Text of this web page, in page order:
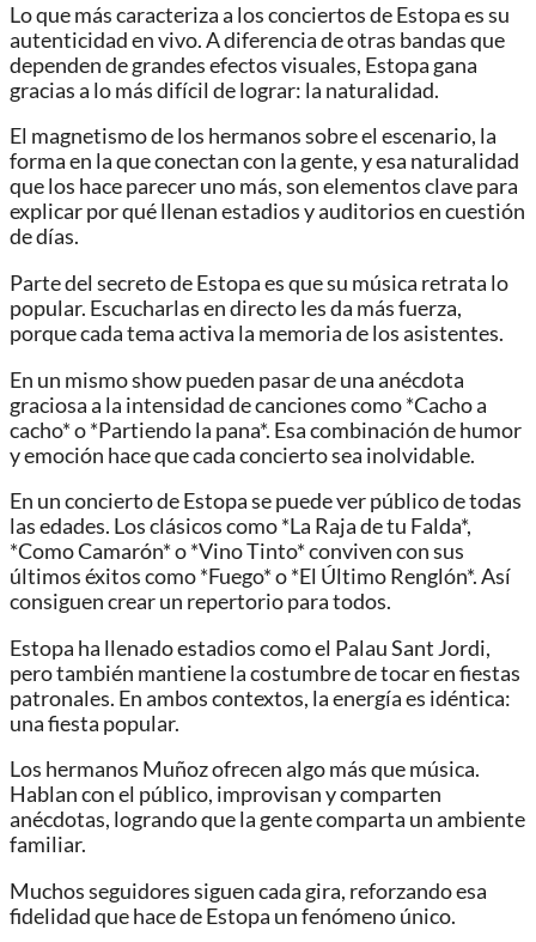
Lo que más caracteriza a los conciertos de Estopa es su
autenticidad en vivo. A diferencia de otras bandas que
dependen de grandes efectos visuales, Estopa gana
gracias a lo más difícil de lograr: la naturalidad.
El magnetismo de los hermanos sobre el escenario, la
forma en la que conectan con la gente, y esa naturalidad
que los hace parecer uno más, son elementos clave para
explicar por qué llenan estadios y auditorios en cuestión
de días.
Parte del secreto de Estopa es que su música retrata lo
popular. Escucharlas en directo les da más fuerza,
porque cada tema activa la memoria de los asistentes.
En un mismo show pueden pasar de una anécdota
graciosa a la intensidad de canciones como *Cacho a
cacho* o *Partiendo la pana*. Esa combinación de humor
y emoción hace que cada concierto sea inolvidable.
En un concierto de Estopa se puede ver público de todas
las edades. Los clásicos como *La Raja de tu Falda*,
*Como Camarón* o *Vino Tinto* conviven con sus
últimos éxitos como *Fuego* o *El Último Renglón*. Así
consiguen crear un repertorio para todos.
Estopa ha llenado estadios como el Palau Sant Jordi,
pero también mantiene la costumbre de tocar en fiestas
patronales. En ambos contextos, la energía es idéntica:
una fiesta popular.
Los hermanos Muñoz ofrecen algo más que música.
Hablan con el público, improvisan y comparten
anécdotas, logrando que la gente comparta un ambiente
familiar.
Muchos seguidores siguen cada gira, reforzando esa
fidelidad que hace de Estopa un fenómeno único.